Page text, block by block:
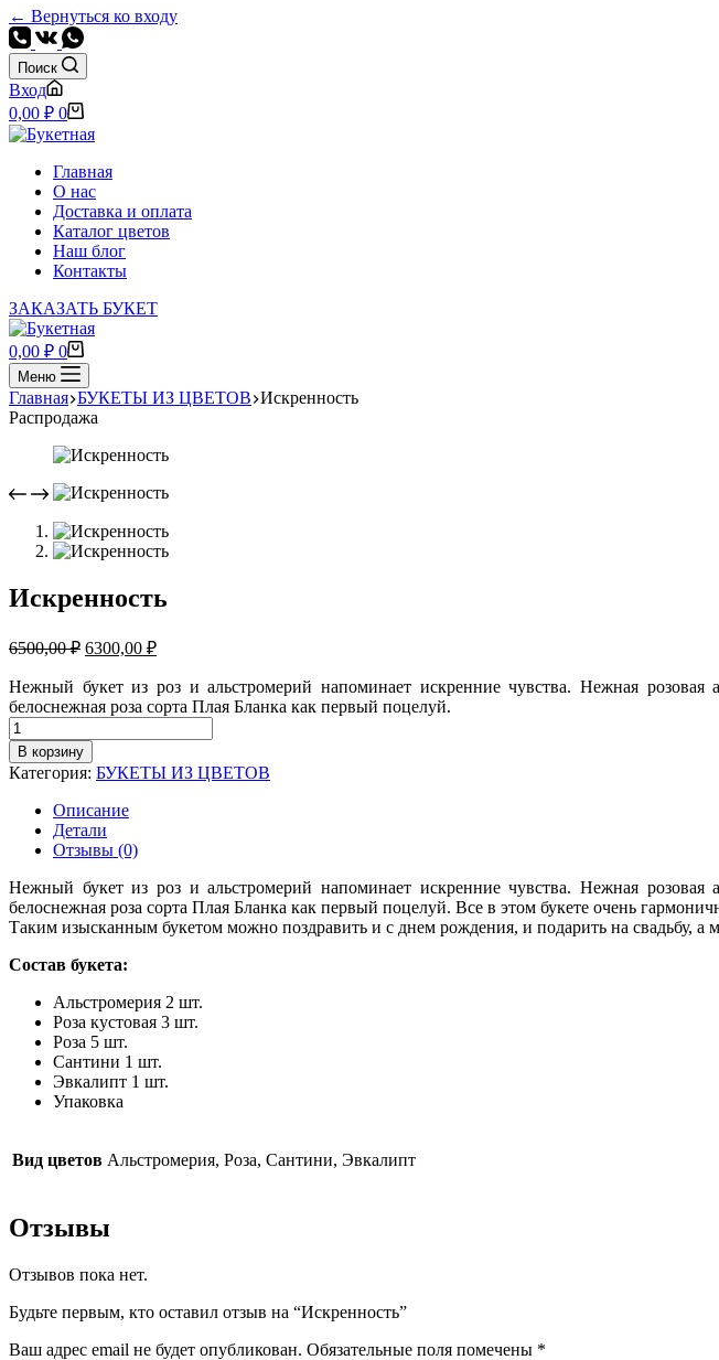
← Вернуться ко входу
Поиск
Вход
Корзина
0,00 ₽ 0
Главная
О нас
Доставка и оплата
Каталог цветов
Наш блог
Контакты
ЗАКАЗАТЬ БУКЕТ
Корзина
0,00 ₽ 0
Меню
Главная БУКЕТЫ ИЗ ЦВЕТОВ Искренность
Распродажа
Искренность
6500,00₽ Первоначальная
составляла
6500,00 ₽.
6300,00 ₽Текущая
6300,00 ₽.
Нежный букет из роз и альстромерий напоминает искренние чувства. Нежная
белоснежная роза сорта Плая Бланка как первый поцелуй.
Количество
товара
Искренность
В корзину
Категория: БУКЕТЫ ИЗ ЦВЕТОВ
Описание
Детали
Отзывы (0)
Нежный букет из роз и альстромерий напоминает искренние чувства. Нежная
белоснежная роза сорта Плая Бланка как первый поцелуй. Все в этом букете очень
Таким изысканным букетом можно поздравить и с днем рождения, и подарить на свадьбу,
Состав букета:
Альстромерия 2 шт.
Роза кустовая 3 шт.
Роза 5 шт.
Сантини 1 шт.
Эвкалипт 1 шт.
Упаковка
Вид цветов Альстромерия, Роза, Сантини, Эвкалипт
Отзывы
Отзывов пока нет.
Будьте первым, кто оставил отзыв на “Искренность”
Ваш адрес email не будет опубликован. Обязательные поля помечены *